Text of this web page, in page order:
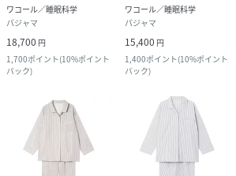
ワコール／睡眠科学
パジャマ
18,700 円
1,700ポイント(10%ポイント
バック)
ワコール／睡眠科学
パジャマ
15,400 円
1,400ポイント(10%ポイント
バック)